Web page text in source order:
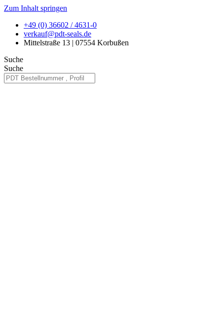
Zum Inhalt springen
+49 (0) 36602 / 4631-0
verkauf@pdt-seals.de
Mittelstraße 13 | 07554 Korbußen
Suche
Suche